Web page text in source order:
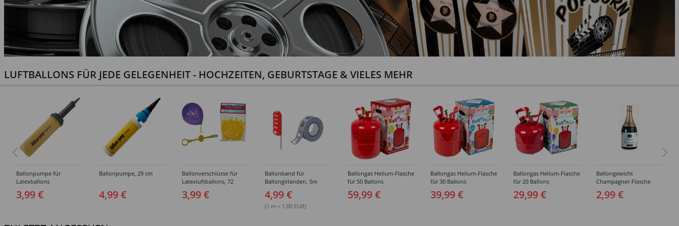
LUFTBALLONS FÜR JEDE GELEGENHEIT - HOCHZEITEN, GEBURTSTAGE & VIELES MEHR
Ballonpumpe für
Latexballons
3,99 €
Ballonpumpe, 29 cm
4,99 €
Ballonverschlüsse für
Latexluftballons, 72
Stück
3,99 €
Ballonband für
Ballongirlanden, 5m
Deko-Band aus PVC
4,99 €
(1 m = 1.00 EUR)
Ballongas Helium-Flasche
für 50 Ballons
59,99 €
Ballongas Helium-Flasche
für 30 Ballons
39,99 €
Ballongas Helium-Flasche
für 20 Ballons
29,99 €
Ballongewicht
Champagner-Flasche
2,99 €